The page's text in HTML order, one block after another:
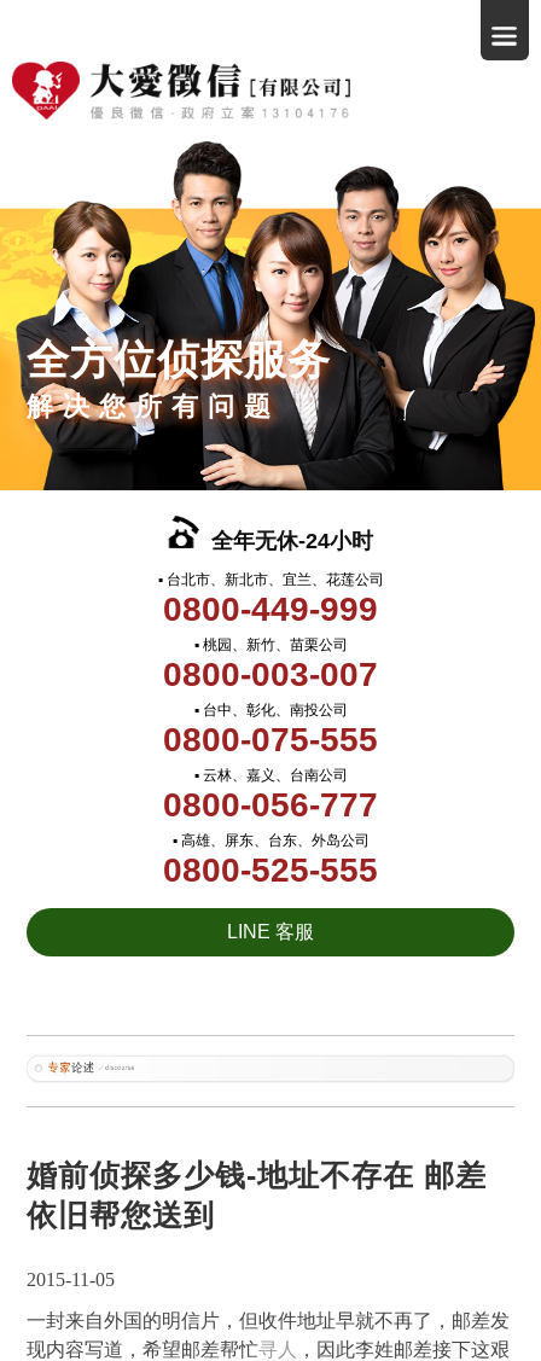
全方位侦探服务
解决您所有问题
全年无休-24小时
▪ 台北市、新北市、宜兰、花莲公司
0800-449-999
▪ 桃园、新竹、苗栗公司
0800-003-007
▪ 台中、彰化、南投公司
0800-075-555
▪ 云林、嘉义、台南公司
0800-056-777
▪ 高雄、屏东、台东、外岛公司
0800-525-555
LINE 客服
婚前侦探多少钱-地址不存在 邮差
依旧帮您送到
2015-11-05
一封来自外国的明信片，但收件地址早就不再了，邮差发
现内容写道，希望邮差帮忙寻人
，因此李姓邮差接下这艰